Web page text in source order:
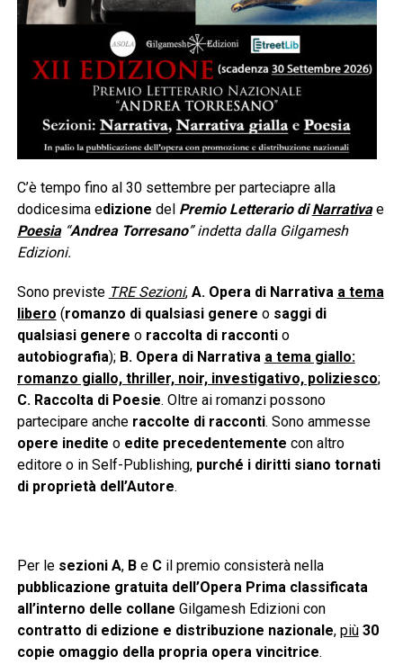
C’è tempo fino al 30 settembre per parteciapre alla
dodicesima edizione del Premio Letterario diNarrativae
Poesia “Andrea Torresano” indetta dalla Gilgamesh
Edizioni.
Sono previste TRE Sezioni, A. Opera di Narrativa a tema
libero (romanzo di qualsiasi genere o saggi di
qualsiasi genere o raccolta di racconti o
autobiografia); B. Opera di Narrativa a tema giallo:
romanzo giallo, thriller, noir, investigativo, poliziesco;
C. Raccolta di Poesie. Oltre ai romanzi possono
partecipare anche raccolte di racconti. Sono ammesse
opere inedite o edite precedentemente con altro
editore o in Self-Publishing, purché i diritti siano tornati
di proprietà dell’Autore.
Per le sezioni A,B e Cil premio consisterà nella
pubblicazione gratuita dell’Opera Prima classificata
all’interno delle collane Gilgamesh Edizioni con
contratto di edizione e distribuzione nazionale, più 30
copie omaggio della propria opera vincitrice.